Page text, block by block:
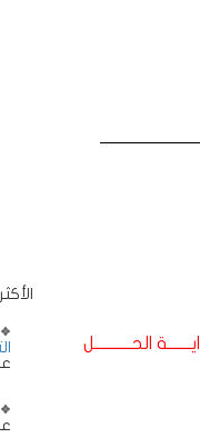
ايـــــــة الحـــــــــــل